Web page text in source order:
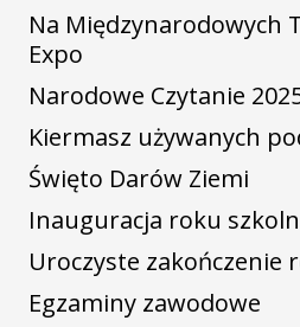
Na Międzynarodowych
Expo
Narodowe Czytanie
Kiermasz używanych
Święto Darów Ziemi
Inauguracja roku
Uroczyste zakończenie
Egzaminy zawodowe